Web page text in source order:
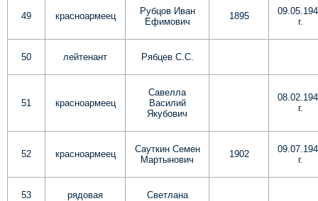
49 красноармеец
Рубцов Иван
Ефимович
1895
г.
50 лейтенант Рябцев С.С.
51 красноармеец
Савелла
Василий
Якубович
г.
52 красноармеец
Сауткин Семен
Мартынович
1902
г.
53 рядовая Светлана